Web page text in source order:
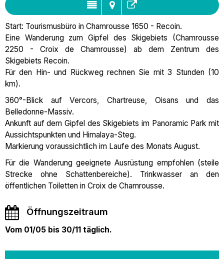
Start: Tourismusbüro in Chamrousse 1650 - Recoin.
Eine Wanderung zum Gipfel des Skigebiets (Chamrousse
2250 - Croix de Chamrousse) ab dem Zentrum des
Skigebiets Recoin.
Für den Hin- und Rückweg rechnen Sie mit 3 Stunden (10
km).
360°-Blick auf Vercors, Chartreuse, Oisans und das
Belledonne-Massiv.
Ankunft auf dem Gipfel des Skigebiets im Panoramic Park mit
Aussichtspunkten und Himalaya-Steg.
Markierung voraussichtlich im Laufe des Monats August.
Für die Wanderung geeignete Ausrüstung empfohlen (steile
Strecke ohne Schattenbereiche). Trinkwasser an den
öffentlichen Toiletten in Croix de Chamrousse.
Öffnungszeitraum
Vom 01/05 bis 30/11 täglich.